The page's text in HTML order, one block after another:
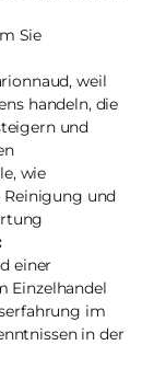
Sie
weil
handeln, die
und
wie
Reinigung und
einer
Einzelhandel
im
in der